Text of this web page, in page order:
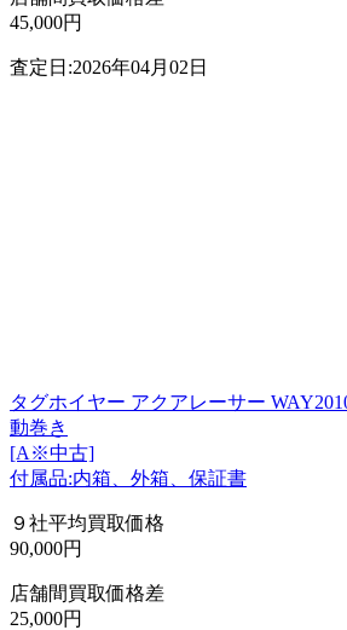
45,000円
査定日:2026年04月02日
タグホイヤー アクアレーサー
動巻き
[A※中古]
付属品:内箱、外箱、保証書
９社平均買取価格
90,000円
店舗間買取価格差
25,000円